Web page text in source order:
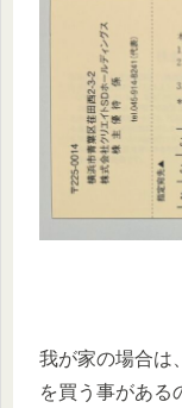
我が家の場合は
を買う事がある